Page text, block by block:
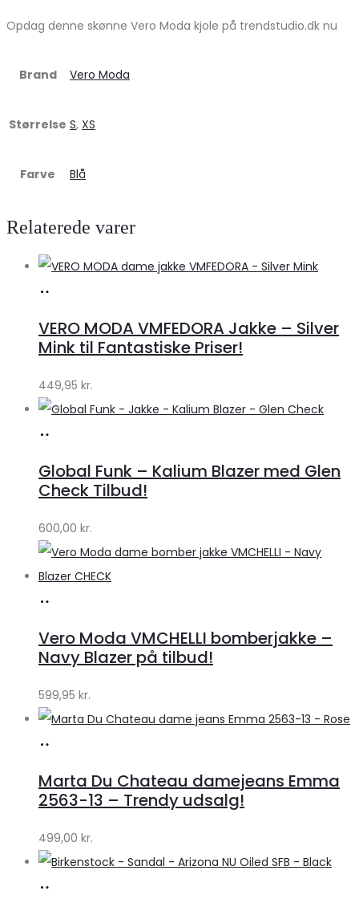
Opdag denne skønne Vero Moda kjole på trendstudio.dk nu
Brand Vero Moda
Størrelse S, XS
Farve Blå
Relaterede varer
Klædeskabet.dk
VERO MODA VMFEDORA Jakke – Silver
Mink til Fantastiske Priser!
449,95 kr.
Lykke
Lykke
Global Funk – Kalium Blazer med Glen
Check Tilbud!
600,00 kr.
Klædeskabet.dk
Vero Moda VMCHELLI bomberjakke –
Navy Blazer på tilbud!
599,95 kr.
Klædeskabet.dk
Marta Du Chateau damejeans Emma
2563-13 – Trendy udsalg!
499,00 kr.